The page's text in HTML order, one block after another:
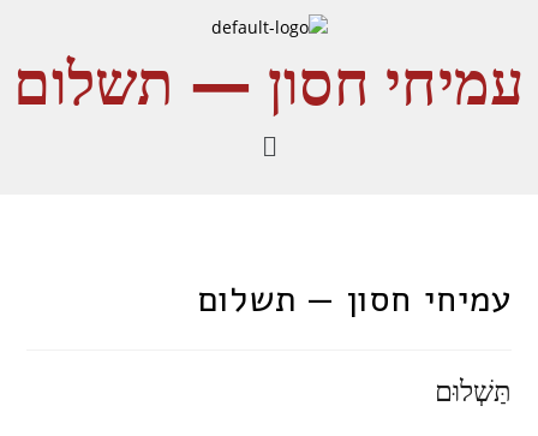
עמיחי חסון — תשלום
עמיחי חסון — תשלום
תַּשְׁלוּם